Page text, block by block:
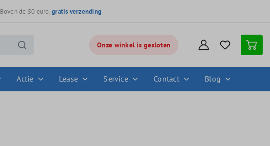
Boven de 50 euro,gratis verzending
Onze winkel is gesloten
Actie Lease Service Contact Blog